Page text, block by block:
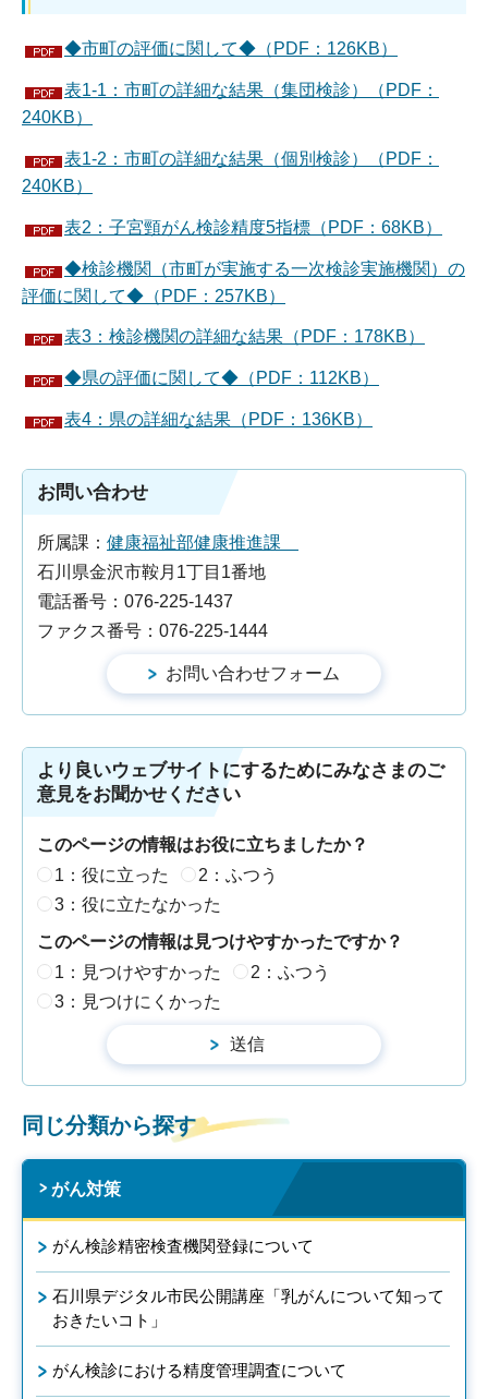
◆市町の評価に関して◆（PDF：126KB）
表1-1：市町の詳細な結果（集団検診）（PDF：
240KB）
表1-2：市町の詳細な結果（個別検診）（PDF：
240KB）
表2：子宮頸がん検診精度5指標（PDF：68KB）
◆検診機関（市町が実施する一次検診実施機関）の
評価に関して◆（PDF：257KB）
表3：検診機関の詳細な結果（PDF：178KB）
◆県の評価に関して◆（PDF：112KB）
表4：県の詳細な結果（PDF：136KB）
お問い合わせ
所属課： 健康福祉部健康推進課
石川県金沢市鞍月1丁目1番地
電話番号：076-225-1437
ファクス番号：076-225-1444
より良いウェブサイトにするためにみなさまのご
意見をお聞かせください
このページの情報はお役に立ちましたか？
1：役に立った
2：ふつう
3：役に立たなかった
このページの情報は見つけやすかったですか？
1：見つけやすかった
2：ふつう
3：見つけにくかった
同じ分類から探す
がん対策
がん検診精密検査機関登録について
石川県デジタル市民公開講座「乳がんについて知って
おきたいコト」
がん検診における精度管理調査について